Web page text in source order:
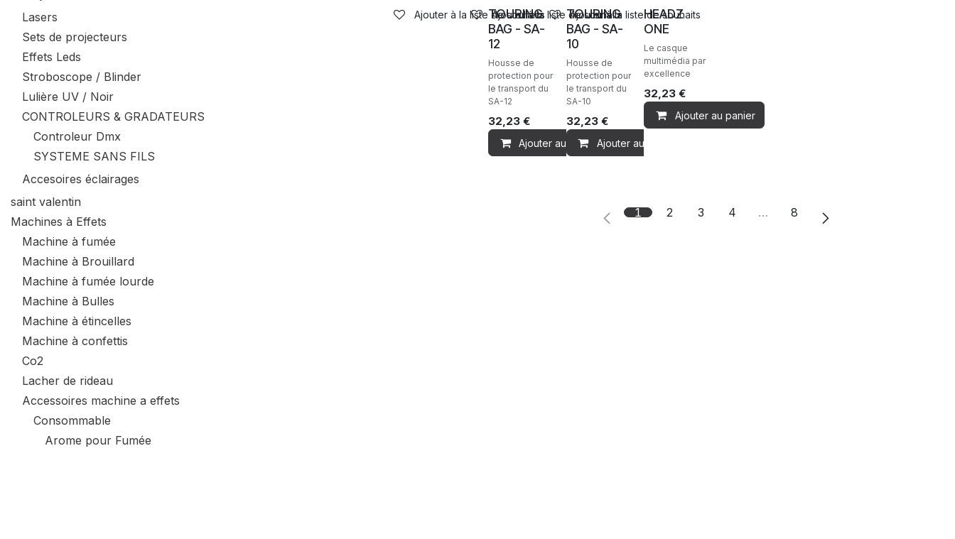
Lasers
Sets de projecteurs
Effets Leds
Stroboscope / Blinder
Lulière UV / Noir
CONTROLEURS & GRADATEURS
Controleur Dmx
SYSTEME SANS FILS
Accesoires éclairages
saint valentin
Machines à Effets
Machine à fumée
Machine à Brouillard
Machine à fumée lourde
Machine à Bulles
Machine à étincelles
Machine à confettis
Co2
Lacher de rideau
Accessoires machine a effets
Consommable
Arome pour Fumée
Ventes
TOURING
BAG - SA-
12
Housse de
protection pour
le transport du
SA-12
32,23 €
Ajouter au panier
Ajouter à la liste de souhaits Ventes
TOURING
BAG - SA-
10
Housse de
protection pour
le transport du
SA-10
32,23€
Ajouter au panier
Ajouter à la liste de souhaits Ventes
HEADZ
ONE
Le casque
multimédia par
excellence
32,23 €
Ajouter au panier
Ajouter à la liste de souhaits
1 2 3 4 … 8